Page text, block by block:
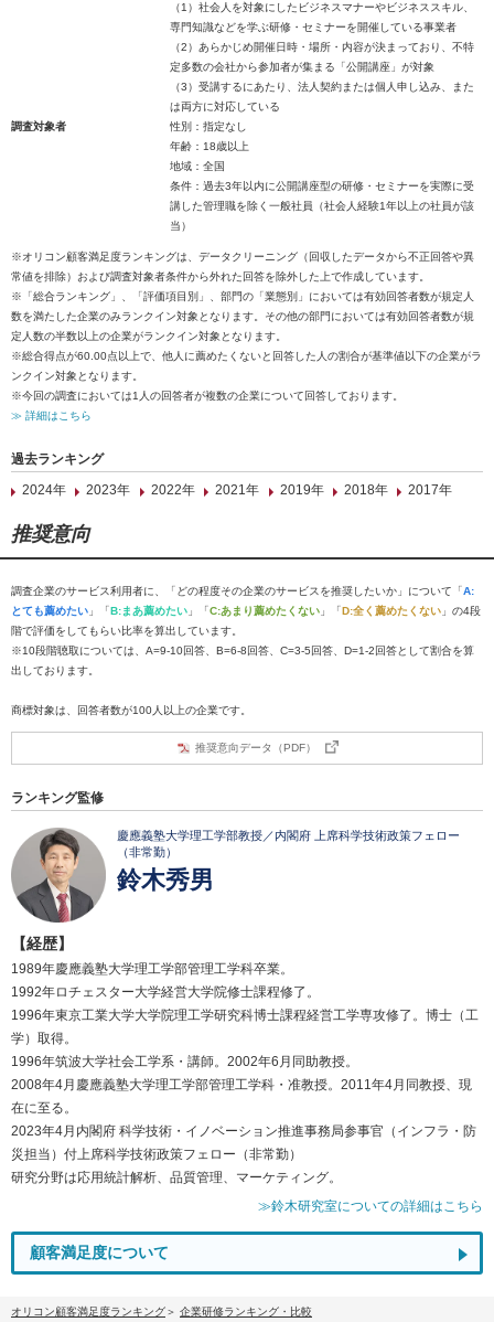
（1）社会人を対象にしたビジネスマナーやビジネススキル、
専門知識などを学ぶ研修・セミナーを開催している事業者
（2）あらかじめ開催日時・場所・内容が決まっており、不特
定多数の会社から参加者が集まる「公開講座」が対象
（3）受講するにあたり、法人契約または個人申し込み、また
は両方に対応している
調査対象者
性別：指定なし
年齢：18歳以上
地域：全国
条件：過去3年以内に公開講座型の研修・セミナーを実際に受
講した管理職を除く一般社員（社会人経験1年以上の社員が該
当）
※オリコン顧客満足度ランキングは、データクリーニング（回収したデータから不正回答や異
常値を排除）および調査対象者条件から外れた回答を除外した上で作成しています。
※「総合ランキング」、「評価項目別」、部門の「業態別」においては有効回答者数が規定人
数を満たした企業のみランクイン対象となります。その他の部門においては有効回答者数が規
定人数の半数以上の企業がランクイン対象となります。
※総合得点が60.00点以上で、他人に薦めたくないと回答した人の割合が基準値以下の企業がラ
ンクイン対象となります。
※今回の調査においては1人の回答者が複数の企業について回答しております。
≫ 詳細はこちら
過去ランキング
2024年
2023年 2022年 2021年 2019年 2018年 2017年
推奨意向
調査企業のサービス利用者に、「どの程度その企業のサービスを推奨したいか」について「A:
とても薦めたい 」「B:まあ薦めたい 」「C:あまり薦めたくない 」「D:全く薦めたくない 」の4段
階で評価をしてもらい比率を算出しています。
※10段階聴取については、A=9-10回答、B=6-8回答、C=3-5回答、D=1-2回答として割合を算
出しております。
商標対象は、回答者数が100人以上の企業です。
推奨意向データ（PDF）
ランキング監修
慶應義塾大学理工学部教授／内閣府 上席科学技術政策フェロー
（非常勤）
鈴木秀男
【経歴】
1989年慶應義塾大学理工学部管理工学科卒業。
1992年ロチェスター大学経営大学院修士課程修了。
1996年東京工業大学大学院理工学研究科博士課程経営工学専攻修了。博士（工
学）取得。
1996年筑波大学社会工学系・講師。2002年6月同助教授。
2008年4月慶應義塾大学理工学部管理工学科・准教授。2011年4月同教授、現
在に至る。
2023年4月内閣府 科学技術・イノベーション推進事務局参事官（インフラ・防
災担当）付上席科学技術政策フェロー（非常勤）
研究分野は応用統計解析、品質管理、マーケティング。
≫鈴木研究室についての詳細はこちら
顧客満足度について
オリコン顧客満足度ランキング
企業研修ランキング・比較